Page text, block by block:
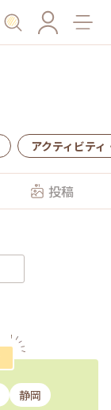
アクティビティ
投稿
静岡